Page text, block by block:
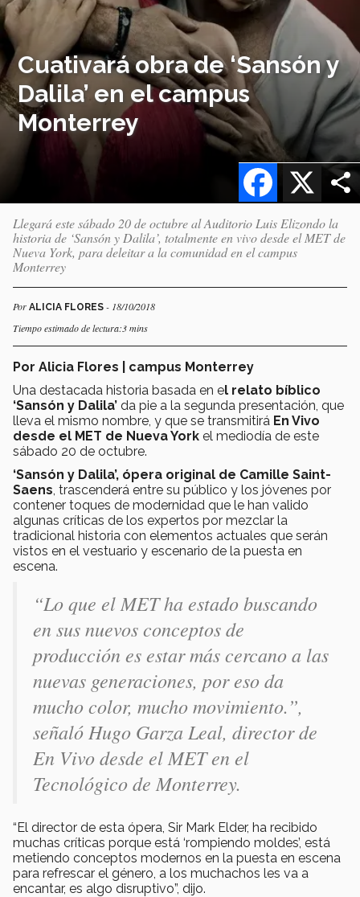
Cuativará obra de ‘Sansón y
Dalila’ en el campus
Monterrey
X
Facebook
Llegará este sábado 20 de octubre al Auditorio Luis Elizondo la
historia de ‘Sansón y Dalila’, totalmente en vivo desde el MET de
Nueva York, para deleitar a la comunidad en el campus
Monterrey
Por ALICIA FLORES - 18/10/2018
Tiempo estimado de lectura:3 mins
Por Alicia Flores | campus Monterrey
Una destacada historia basada en el relato bíblico
‘Sansón y Dalila’ da pie a la segunda presentación, que
lleva el mismo nombre, y que se transmitirá En Vivo
desde el MET de Nueva York el mediodía de este
sábado 20 de octubre.
‘Sansón y Dalila’, ópera original de Camille Saint-
Saens , trascenderá entre su público y los jóvenes por
contener toques de modernidad que le han valido
algunas críticas de los expertos por mezclar la
tradicional historia con elementos actuales que serán
vistos en el vestuario y escenario de la puesta en
escena.
“Lo que el MET ha estado buscando
en sus nuevos conceptos de
producción es estar más cercano a las
nuevas generaciones, por eso da
mucho color, mucho movimiento.”,
señaló Hugo Garza Leal, director de
En Vivo desde el MET en el
Tecnológico de Monterrey.
“El director de esta ópera, Sir Mark Elder, ha recibido
muchas críticas porque está ‘rompiendo moldes’, está
metiendo conceptos modernos en la puesta en escena
para refrescar el género, a los muchachos les va a
encantar, es algo disruptivo”, dijo.